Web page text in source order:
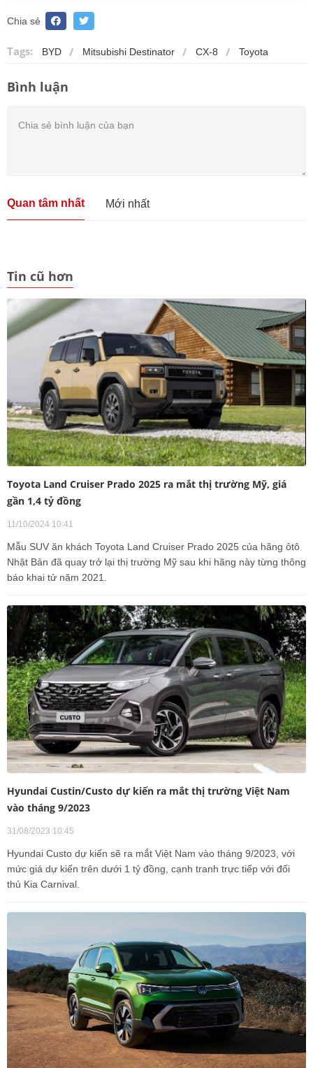
Chia sẻ
Tags: BYD Mitsubishi Destinator CX-8 Toyota
Bình luận
Quan tâm nhất Mới nhất
Tin cũ hơn
Toyota Land Cruiser Prado 2025 ra mắt thị trường Mỹ, giá
gần 1,4 tỷ đồng
11/10/2024 10:41
Mẫu SUV ăn khách Toyota Land Cruiser Prado 2025 của hãng ôtô
Nhật Bản đã quay trở lại thị trường Mỹ sau khi hãng này từng thông
báo khai tử năm 2021.
Hyundai Custin/Custo dự kiến ra mắt thị trường Việt Nam
vào tháng 9/2023
31/08/2023 10:45
Hyundai Custo dự kiến sẽ ra mắt Việt Nam vào tháng 9/2023, với
mức giá dự kiến trên dưới 1 tỷ đồng, cạnh tranh trực tiếp với đối
thủ Kia Carnival.